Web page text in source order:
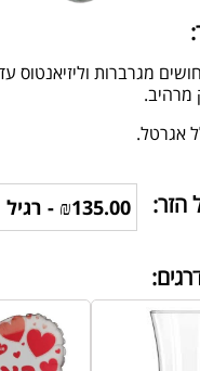
מגרברות וליזיאנטוס
מרהיב.
אגרטל.
הזר: